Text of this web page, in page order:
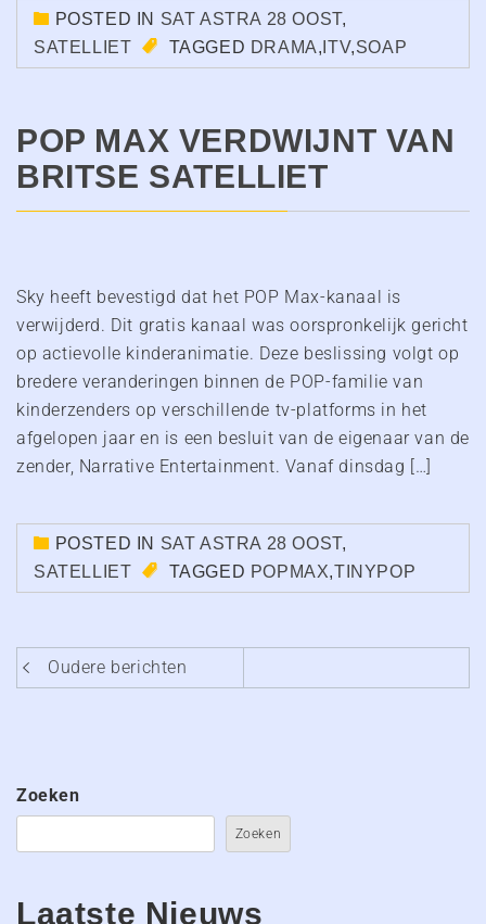
POSTED IN SAT ASTRA 28 OOST,
SATELLIET
TAGGED DRAMA, ITV,SOAP
POP MAX VERDWIJNT VAN
BRITSE SATELLIET
Sky heeft bevestigd dat het POP Max-kanaal is
verwijderd. Dit gratis kanaal was oorspronkelijk gericht
op actievolle kinderanimatie. Deze beslissing volgt op
bredere veranderingen binnen de POP-familie van
kinderzenders op verschillende tv-platforms in het
afgelopen jaar en is een besluit van de eigenaar van de
zender, Narrative Entertainment. Vanaf dinsdag […]
POSTED IN SAT ASTRA 28 OOST,
SATELLIET
TAGGED POPMAX,TINYPOP
Berichten
navigatie
Oudere berichten
Zoeken
Zoeken
Laatste Nieuws